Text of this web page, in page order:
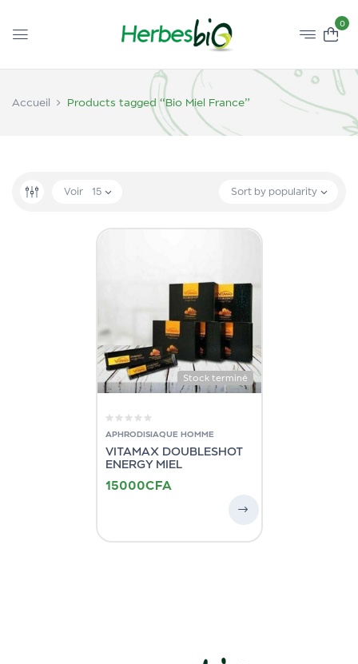
0
Accueil Products tagged “Bio Miel France”
Sort by popularity
Voir 15
Stock terminé
APHRODISIAQUE HOMME
VITAMAX DOUBLESHOT
ENERGY MIEL
15000CFA